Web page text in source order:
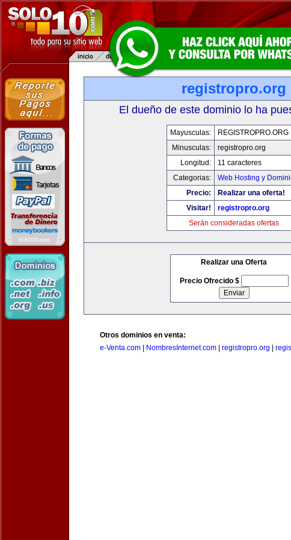
registropro.org
El dueño de este dominio lo ha
Mayusculas:
REGISTROPRO.ORG
Minusculas:
registropro.org
Longitud:
11 caracteres
Categorias:
Web Hosting y
Precio:
Realizar una oferta!
Visitar!
registropro.org
Serán consideradas ofertas
Realizar una Oferta
Precio Ofrecido $
Otros dominios en venta:
e-Venta.com
NombresInternet.com registropro.org